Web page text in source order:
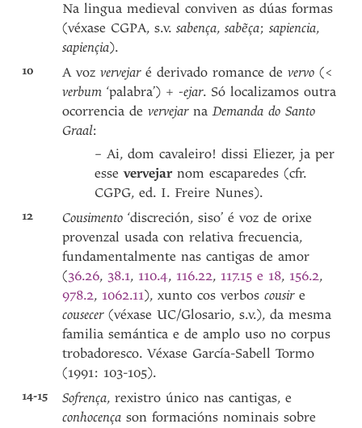
Na lingua medieval conviven as dúas formas
(véxase CGPA, s.v.sabença,sabẽça;sapiencia,
sapiençia).
10 A vozvervejaré derivado romance devervo(<
verbum‘palabra’) + -ejar. Só localizamos outra
ocorrencia devervejarnaDemanda do Santo
Graal:
– Ai, dom cavaleiro! dissi Eliezer, ja per
essevervejarnom escaparedes (cfr.
CGPG, ed. I. Freire Nunes).
12 Cousimento‘discreción, siso’ é voz de orixe
provenzal usada con relativa frecuencia,
fundamentalmente nas cantigas de amor
(36.26, 38.1, 110.4, 116.22, 117.15 e 18, 156.2,
978.2, 1062.11), xunto cos verboscousire
cousecer(véxase UC/Glosario, s.v.), da mesma
familia semántica e de amplo uso no corpus
trobadoresco. Véxase García-Sabell Tormo
(1991: 103-105).
14-15 Sofrença, rexistro único nas cantigas, e
conhocença son formacións nominais sobre